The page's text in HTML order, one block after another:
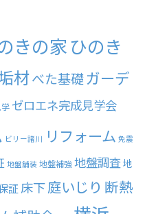
きの家ひのき
材べた基礎ガーデ
ゼロエネ完成見学会
ビリー諸川 リフォーム 免震
地盤舗装 地盤補強 地盤調査地
証 床下庭いじり 断熱